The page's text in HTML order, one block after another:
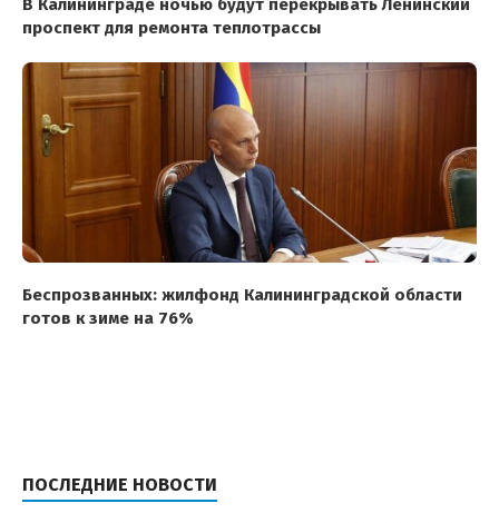
В Калининграде ночью будут перекрывать Ленинский
проспект для ремонта теплотрассы
Беспрозванных: жилфонд Калининградской области
готов к зиме на 76%
ПОСЛЕДНИЕ НОВОСТИ